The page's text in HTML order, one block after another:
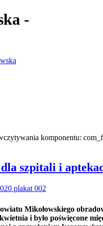
-
komponentu:
szpitali i
Mikołowskiego
i było poświęcone